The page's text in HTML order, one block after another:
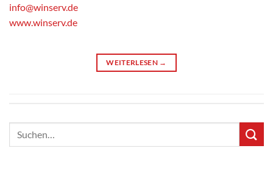
info@winserv.de
www.winserv.de
WEITERLESEN →